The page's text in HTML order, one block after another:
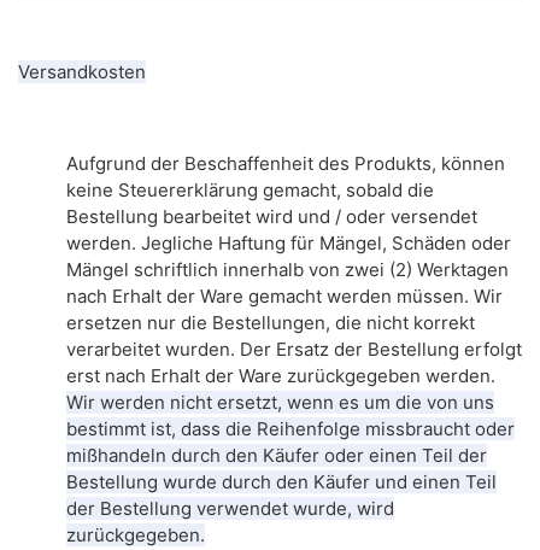
Versandkosten
Aufgrund der Beschaffenheit des Produkts, können
keine Steuererklärung gemacht, sobald die
Bestellung bearbeitet wird und / oder versendet
werden. Jegliche Haftung für Mängel, Schäden oder
Mängel schriftlich innerhalb von zwei (2) Werktagen
nach Erhalt der Ware gemacht werden müssen. Wir
ersetzen nur die Bestellungen, die nicht korrekt
verarbeitet wurden. Der Ersatz der Bestellung erfolgt
erst nach Erhalt der Ware zurückgegeben werden.
Wir werden nicht ersetzt, wenn es um die von uns
bestimmt ist, dass die Reihenfolge missbraucht oder
mißhandeln durch den Käufer oder einen Teil der
Bestellung wurde durch den Käufer und einen Teil
der Bestellung verwendet wurde, wird
zurückgegeben.